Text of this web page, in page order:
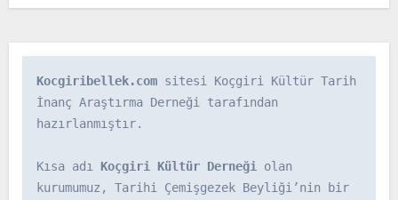
Kocgiribellek.com sitesi Koçgiri Kültür Tarih
İnanç Araştırma Derneği tarafından
hazırlanmıştır.
Kısa adı Koçgiri Kültür Derneği olan
kurumumuz, Tarihi Çemişgezek Beyliği’nin bir